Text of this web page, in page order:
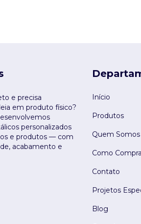
e precisa
em produto físico?
personalizados
e produtos — com
acabamento e
Início
Produtos
Quem Somos
Como
Contato
Projetos
Blog